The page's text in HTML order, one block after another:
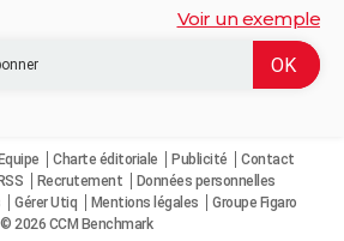
Voir un exemple
Equipe Charte éditoriale Publicité
Contact
RSS Recrutement
Données personnelles
Gérer Utiq Mentions légales
Groupe Figaro
© 2026 CCM Benchmark